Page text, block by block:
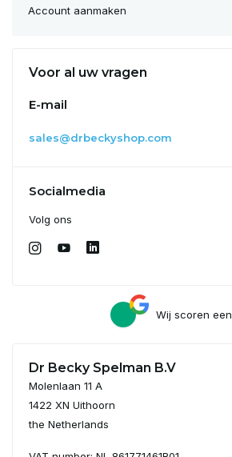
Account aanmaken
Voor al uw vragen
E-mail
sales@drbeckyshop.com
Socialmedia
Volg ons
Wij scoren een
Dr Becky Spelman B.V
Molenlaan 11 A
1422 XN Uithoorn
the Netherlands